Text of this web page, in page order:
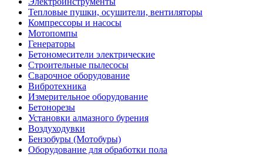
Тепловые пушки, осушители, вентиляторы
Компрессоры и насосы
Мотопомпы
Генераторы
Бетономесители электрические
Строительные пылесосы
Сварочное оборудование
Вибротехника
Измерительное оборудование
Бетонорезы
Установки алмазного бурения
Воздуходувки
Бензобуры (Мотобуры)
Оборудование для обработки пола